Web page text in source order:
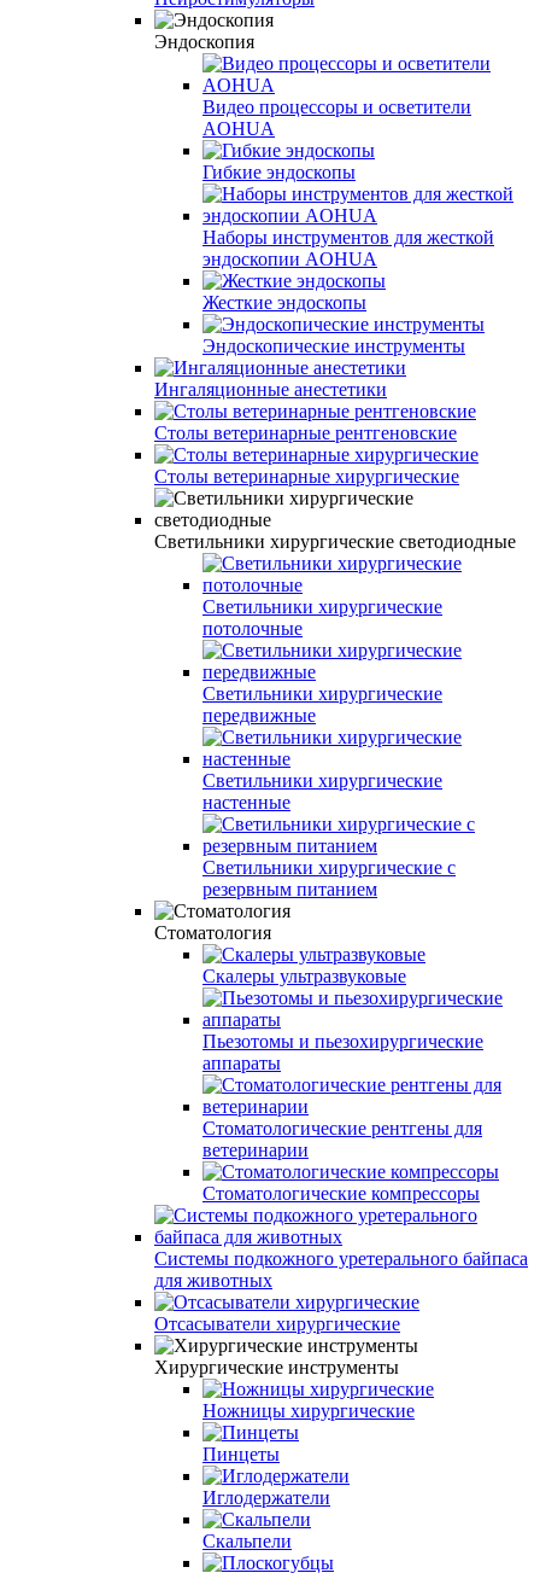
Эндоскопия
Видео процессоры и осветители
AOHUA
Гибкие эндоскопы
Наборы инструментов для жесткой
эндоскопии AOHUA
Жесткие эндоскопы
Эндоскопические инструменты
Ингаляционные анестетики
Столы ветеринарные рентгеновские
Столы ветеринарные хирургические
Светильники хирургические светодиодные
Светильники хирургические
потолочные
Светильники хирургические
передвижные
Светильники хирургические
настенные
Светильники хирургические с
резервным питанием
Стоматология
Скалеры ультразвуковые
Пьезотомы и пьезохирургические
аппараты
Стоматологические рентгены для
ветеринарии
Стоматологические компрессоры
Системы подкожного уретерального байпаса
для животных
Отсасыватели хирургические
Хирургические инструменты
Ножницы хирургические
Пинцеты
Иглодержатели
Скальпели